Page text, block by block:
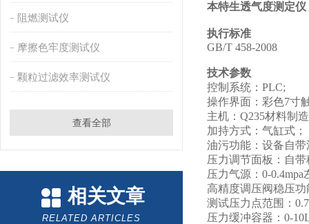
阻燃测试仪
摩擦色牢度测试仪
颗粒过滤效率测试仪
查看全部
相关文章
RELATED ARTICLES
本特生透气度测定
执行标准
GB/T 458-2008
技术参数
控制系统：PLC;
操作界面：彩色7寸
主机：Q235材料制
加持方式：气缸式；
油污功能：设备自
压力调节面板：自
压力气源：0-
高精度调压阀稳压
测试压力点范围：
压力缓冲容器：0-